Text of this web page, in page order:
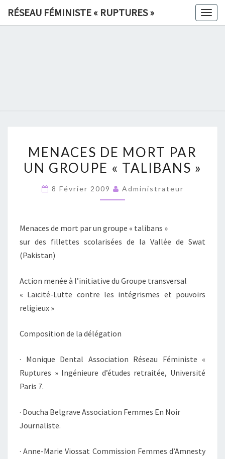
RÉSEAU FÉMINISTE « RUPTURES »
»
DE
MORT
UN
TALIBANS
MENACES DE MORT PAR
UN GROUPE « TALIBANS »
8 Février 2009 Administrateur
Menaces de mort par un groupe « talibans »
sur des fillettes scolarisées de la Vallée de Swat
(Pakistan)
Action menée à l’initiative du Groupe transversal
« Laïcité-Lutte contre les intégrismes et pouvoirs
religieux »
Composition de la délégation
· Monique Dental Association Réseau Féministe «
Ruptures » Ingénieure d’études retraitée, Université
Paris 7.
· Doucha Belgrave Association Femmes En Noir
Journaliste.
· Anne-Marie Viossat Commission Femmes d’Amnesty